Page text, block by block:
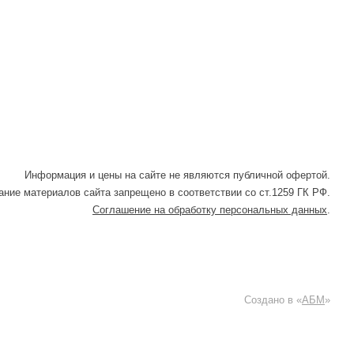
Информация и цены на сайте не являются публичной офертой.
материалов сайта запрещено в соответствии со ст.1259 ГК РФ.
Соглашение на обработку персональных данных.
Создано в «АБМ »